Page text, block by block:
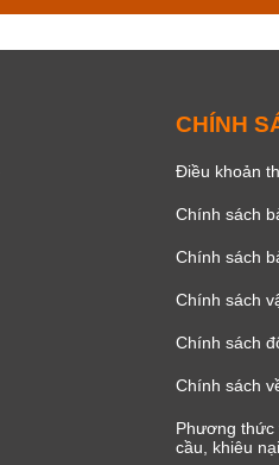
CHÍNH
Điều khoản
Chính sách
Chính sách
Chính sách
Chính sách
Chính sách
Phương thức
cầu, khiêu nại